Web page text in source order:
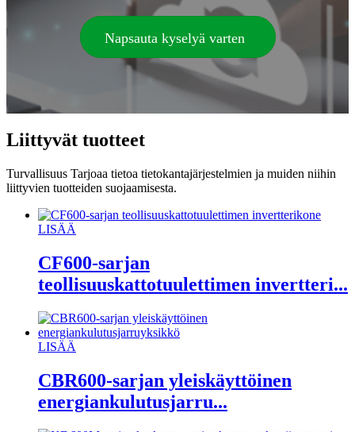
Napsauta kyselyä varten
Liittyvät tuotteet
Turvallisuus Tarjoaa tietoa tietokantajärjestelmien ja muiden niihin
liittyvien tuotteiden suojaamisesta.
LISÄÄ
CF600-sarjan
teollisuuskattotuulettimen invertteri...
LISÄÄ
CBR600-sarjan yleiskäyttöinen
energiankulutusjarru...